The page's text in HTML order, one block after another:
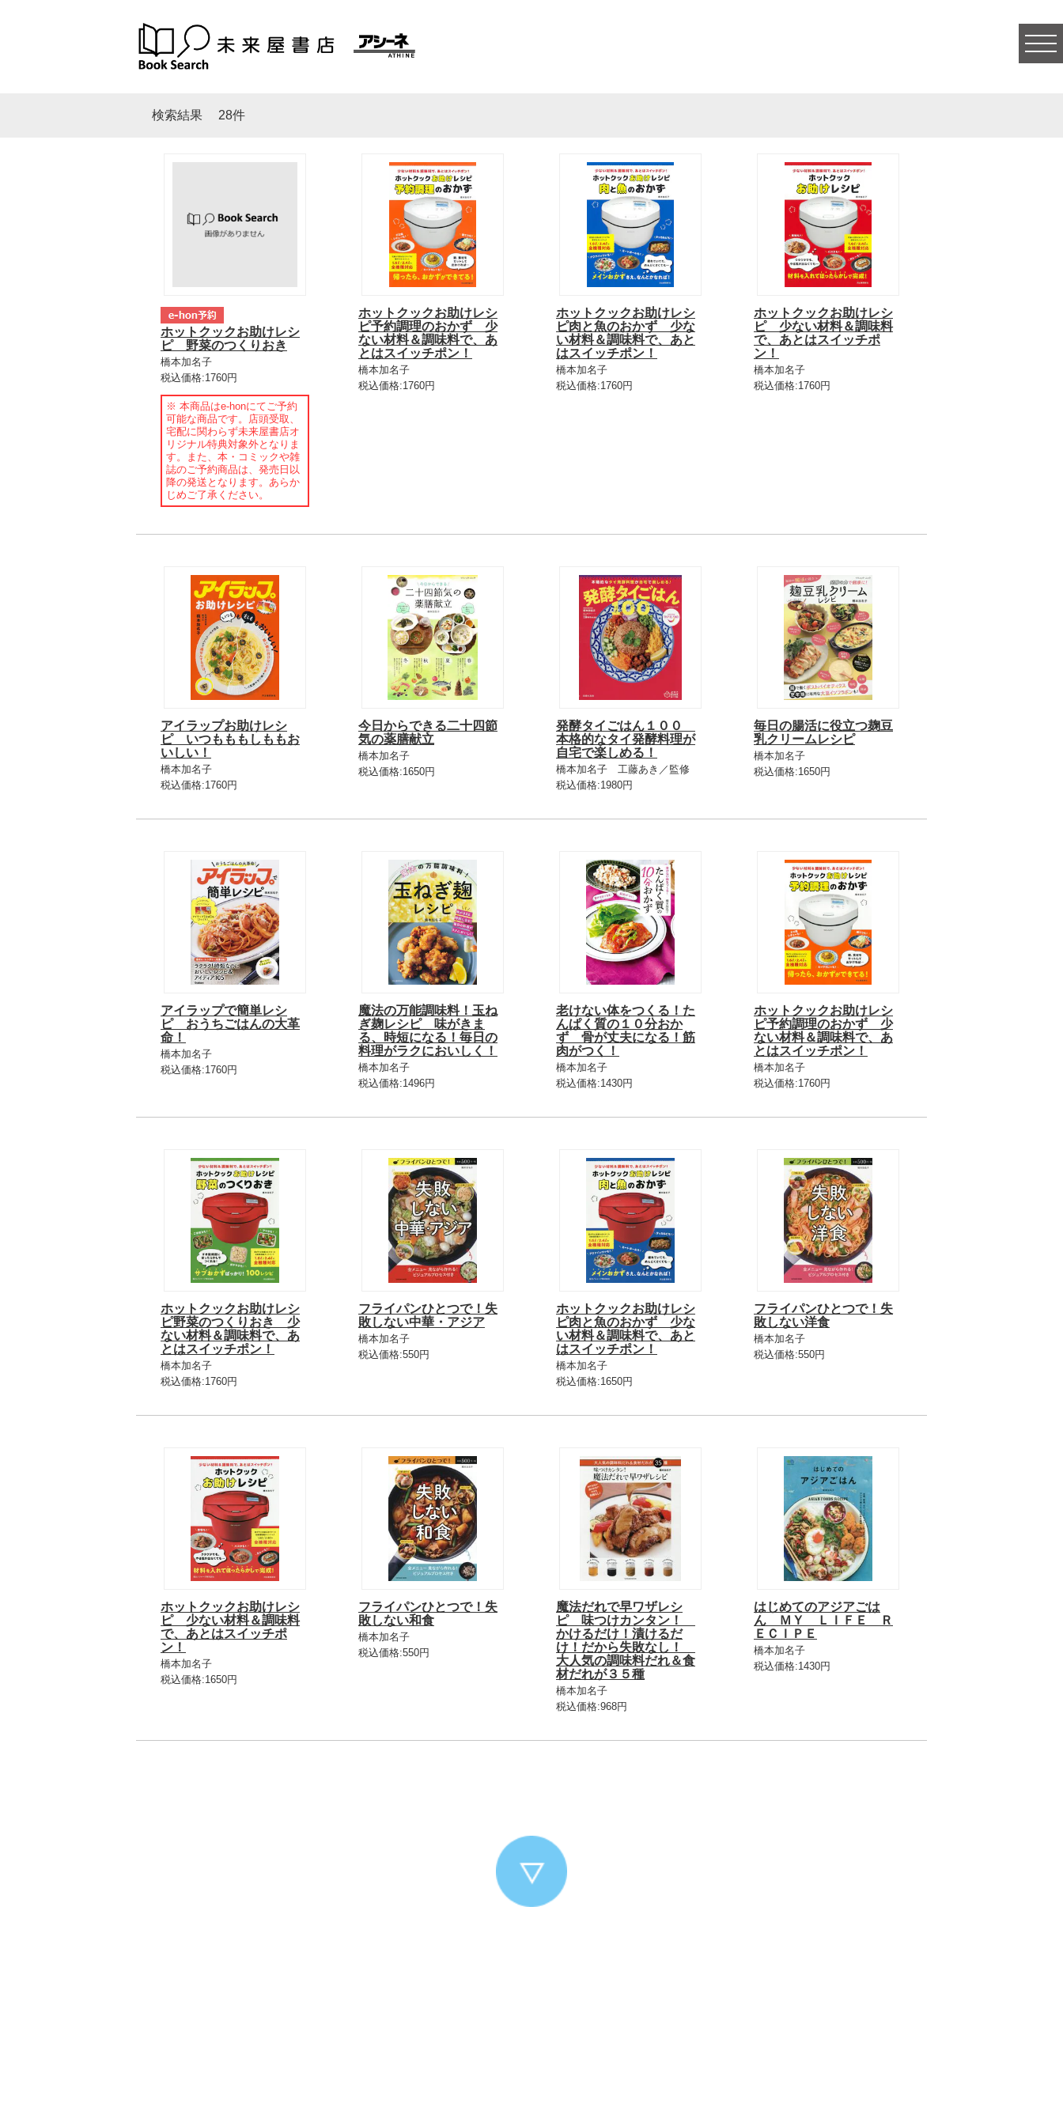
検索結果 28件
ホットクックお助けレシ
ピ 野菜のつくりおき
橋本加名子
税込価格:1760円
※ 本商品はe-honにてご予約
可能な商品です。店頭受取、
宅配に関わらず未来屋書店オ
リジナル特典対象外となりま
す。また、本・コミックや雑
誌のご予約商品は、発売日以
降の発送となります。あらか
じめご了承ください。
ホットクックお助けレシ
ピ予約調理のおかず 少
ない材料＆調味料で、あ
とはスイッチポン！
橋本加名子
税込価格:1760円
ホットクックお助けレシ
ピ肉と魚のおかず 少な
い材料＆調味料で、あと
はスイッチポン！
橋本加名子
税込価格:1760円
ホットクックお助けレシ
ピ 少ない材料＆調味料
で、あとはスイッチポ
ン！
橋本加名子
税込価格:1760円
アイラップお助けレシ
ピ いつもももしももお
いしい！
橋本加名子
税込価格:1760円
今日からできる二十四節
気の薬膳献立
橋本加名子
税込価格:1650円
発酵タイごはん１００
本格的なタイ発酵料理が
自宅で楽しめる！
橋本加名子 工藤あき／監修
税込価格:1980円
毎日の腸活に役立つ麹豆
乳クリームレシピ
橋本加名子
税込価格:1650円
アイラップで簡単レシ
ピ おうちごはんの大革
命！
橋本加名子
税込価格:1760円
魔法の万能調味料！玉ね
ぎ麹レシピ 味がきま
る、時短になる！毎日の
料理がラクにおいしく！
橋本加名子
税込価格:1496円
老けない体をつくる！た
んぱく質の１０分おか
ず 骨が丈夫になる！筋
肉がつく！
橋本加名子
税込価格:1430円
ホットクックお助けレシ
ピ予約調理のおかず 少
ない材料＆調味料で、あ
とはスイッチポン！
橋本加名子
税込価格:1760円
ホットクックお助けレシ
ピ野菜のつくりおき 少
ない材料＆調味料で、あ
とはスイッチポン！
橋本加名子
税込価格:1760円
フライパンひとつで！失
敗しない中華・アジア
橋本加名子
税込価格:550円
ホットクックお助けレシ
ピ肉と魚のおかず 少な
い材料＆調味料で、あと
はスイッチポン！
橋本加名子
税込価格:1650円
フライパンひとつで！失
敗しない洋食
橋本加名子
税込価格:550円
ホットクックお助けレシ
ピ 少ない材料＆調味料
で、あとはスイッチポ
ン！
橋本加名子
税込価格:1650円
フライパンひとつで！失
敗しない和食
橋本加名子
税込価格:550円
魔法だれで早ワザレシ
ピ 味つけカンタン！
かけるだけ！漬けるだ
け！だから失敗なし！
大人気の調味料だれ＆食
材だれが３５種
橋本加名子
税込価格:968円
はじめてのアジアごは
ん ＭＹ ＬＩＦＥ Ｒ
ＥＣＩＰＥ
橋本加名子
税込価格:1430円